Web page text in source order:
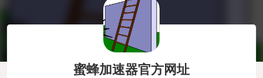
蜜蜂加速器官方网址